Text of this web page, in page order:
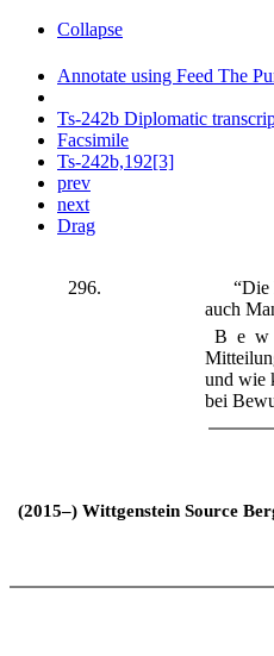
Collapse
Annotate using Feed The
Ts-242b Diplomatic
Facsimile
Ts-242b,192[3]
prev
next
Drag
296. “Die
auch
und wie
bei
(2015–) Wittgenstein Source